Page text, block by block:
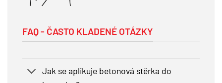
FAQ - ČASTO KLADENÉ OTÁZKY
Jak se aplikuje betonová stěrka do